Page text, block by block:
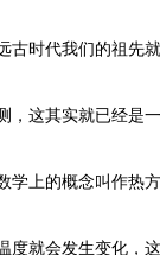
古时代我们的祖先
，这其实就已经是
学上的概念叫作热
度就会发生变化，